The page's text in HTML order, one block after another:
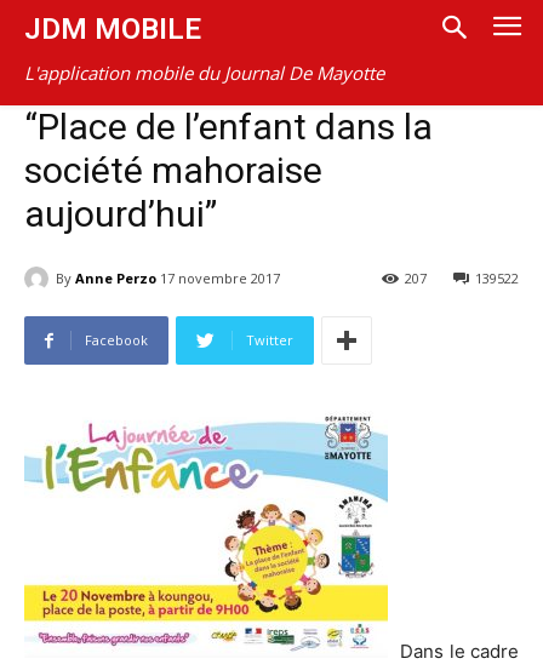
JDM MOBILE
L'application mobile du Journal De Mayotte
“Place de l’enfant dans la
société mahoraise
aujourd’hui”
By Anne Perzo 17 novembre 2017 139522
207
Facebook Twitter
Dans le cadre